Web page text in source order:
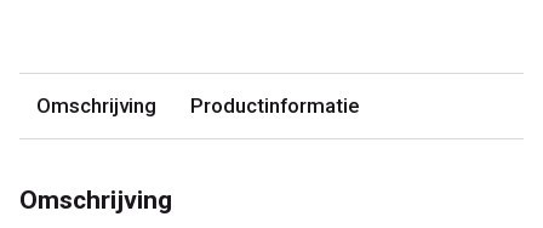
Omschrijving Productinformatie
Omschrijving